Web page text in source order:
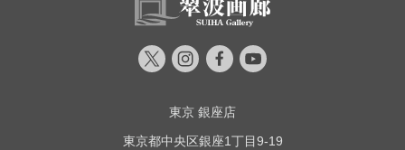
東京 銀座店
東京都中央区銀座1丁目9-19